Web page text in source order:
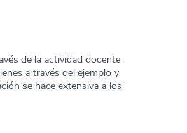
de la actividad docente
a través del ejemplo y
se hace extensiva a los